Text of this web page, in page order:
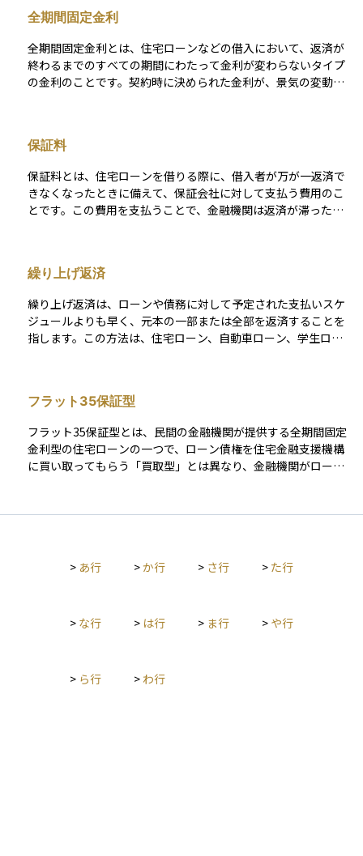
を安定的に提供することで、住宅市場の安定にも貢献していま
す。 民間金融機関では対応しにくいような住宅ローンのニーズ
に応えることを目的としており、マイホームを購入する多くの
家庭にとって心強い存在です。
全期間固定金利
全期間固定金利とは、住宅ローンなどの借入において、返済が
終わるまでのすべての期間にわたって金利が変わらないタイプ
の金利のことです。契約時に決められた金利が、景気の変動や
方に向いている選択肢です。ただし、一般的に変動金利よりも
初期の金利は高めに設定されていることが多いため、長期的な
視点で比較検討することが大切です。
保証料
保証料とは、住宅ローンを借りる際に、借入者が万が一返済で
きなくなったときに備えて、保証会社に対して支払う費用のこ
とです。この費用を支払うことで、金融機関は返済が滞った場
ます。保証料の支払い方法には、ローン契約時に一括で支払う
方法と、毎月の返済に上乗せして支払う方法があり、金額や支
払方法は金融機関や保証会社によって異なります。なお、「フ
ラット35買取型」のように、保証料が原則として不要なローン
商品もあるため、事前に確認することが大切です。
繰り上げ返済
繰り上げ返済は、ローンや債務に対して予定された支払いスケ
ジュールよりも早く、元本の一部または全部を返済することを
指します。この方法は、住宅ローン、自動車ローン、学生ロー
の資金が手に入った場合や、より良い投資先がない場合に特に
有効です。早期に借入金を返済することで、将来の利息負担が
減少し、長期的な財務的な余裕が生まれます。しかし、全ての
ローンが繰り上げ返済に対応しているわけではなく、場合によ
っては繰り上げ返済手数料が発生することもあります。この手
と分析を行うことで、繰り上げ返済が個人の財務目標に合致す
るかどうかを判断することができます。
フラット35保証型
フラット35保証型とは、民間の金融機関が提供する全期間固定
金利型の住宅ローンの一つで、ローン債権を住宅金融支援機構
に買い取ってもらう「買取型」とは異なり、金融機関がローン
が行い、万一の返済不能時には機構が一定の保証を行うこと
を享受しつつ、借入条件や手続きが買取型より柔軟な場合もあ
> あ行 >か行 > さ行 > た行
> な行 > は行 > ま行 > や行
> ら行 > わ行